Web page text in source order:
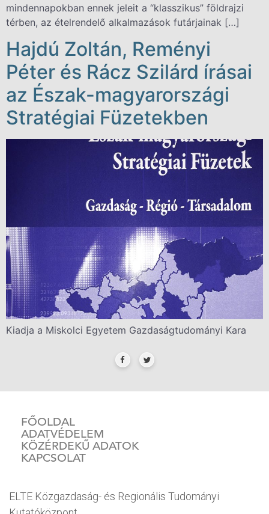
mindennapokban ennek jeleit a “klasszikus” földrajzi
térben, az ételrendelő alkalmazások futárjainak […]
Hajdú Zoltán, Reményi
Péter és Rácz Szilárd írásai
az Észak-magyarországi
Stratégiai Füzetekben
Kiadja a Miskolci Egyetem Gazdaságtudományi Kara
FŐOLDAL
ADATVÉDELEM
KÖZÉRDEKŰ ADATOK
KAPCSOLAT
ELTE Közgazdaság- és Regionális Tudományi